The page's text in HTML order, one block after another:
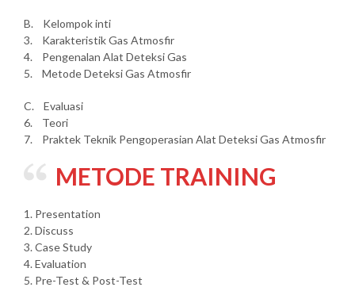
B. Kelompok inti
3. Karakteristik Gas Atmosfir
4. Pengenalan Alat Deteksi Gas
5. Metode Deteksi Gas Atmosfir
C. Evaluasi
6. Teori
7. Praktek Teknik Pengoperasian Alat Deteksi Gas Atmosfir
METODE TRAINING
1. Presentation
2. Discuss
3. Case Study
4. Evaluation
5. Pre-Test & Post-Test